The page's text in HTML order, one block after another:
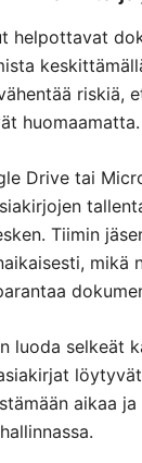
helpottavat
riskiä,
huomaamatta.
Drive tai
Tiimin
mikä
luoda selkeät
aikaa ja